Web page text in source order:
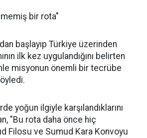
bir rota"
başlayıp Türkiye üzerinden
ilk kez uygulandığını belirten
misyonun önemli bir tecrübe
yoğun ilgiyle karşılandıklarını
"Bu rota daha önce hiç
Filosu ve Sumud Kara Konvoyu